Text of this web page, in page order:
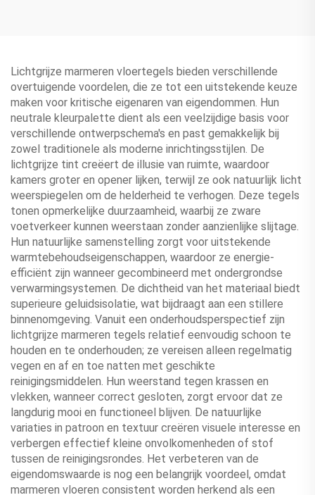
Lichtgrijze marmeren vloertegels bieden verschillende
overtuigende voordelen, die ze tot een uitstekende keuze
maken voor kritische eigenaren van eigendommen. Hun
neutrale kleurpalette dient als een veelzijdige basis voor
verschillende ontwerpschema's en past gemakkelijk bij
zowel traditionele als moderne inrichtingsstijlen. De
lichtgrijze tint creëert de illusie van ruimte, waardoor
kamers groter en opener lijken, terwijl ze ook natuurlijk licht
weerspiegelen om de helderheid te verhogen. Deze tegels
tonen opmerkelijke duurzaamheid, waarbij ze zware
voetverkeer kunnen weerstaan zonder aanzienlijke slijtage.
Hun natuurlijke samenstelling zorgt voor uitstekende
warmtebehoudseigenschappen, waardoor ze energie-
efficiënt zijn wanneer gecombineerd met ondergrondse
verwarmingsystemen. De dichtheid van het materiaal biedt
superieure geluidsisolatie, wat bijdraagt aan een stillere
binnenomgeving. Vanuit een onderhoudsperspectief zijn
lichtgrijze marmeren tegels relatief eenvoudig schoon te
houden en te onderhouden; ze vereisen alleen regelmatig
vegen en af en toe natten met geschikte
reinigingsmiddelen. Hun weerstand tegen krassen en
vlekken, wanneer correct gesloten, zorgt ervoor dat ze
langdurig mooi en functioneel blijven. De natuurlijke
variaties in patroon en textuur creëren visuele interesse en
verbergen effectief kleine onvolkomenheden of stof
tussen de reinigingsrondes. Het verbeteren van de
eigendomswaarde is nog een belangrijk voordeel, omdat
marmeren vloeren consistent worden herkend als een